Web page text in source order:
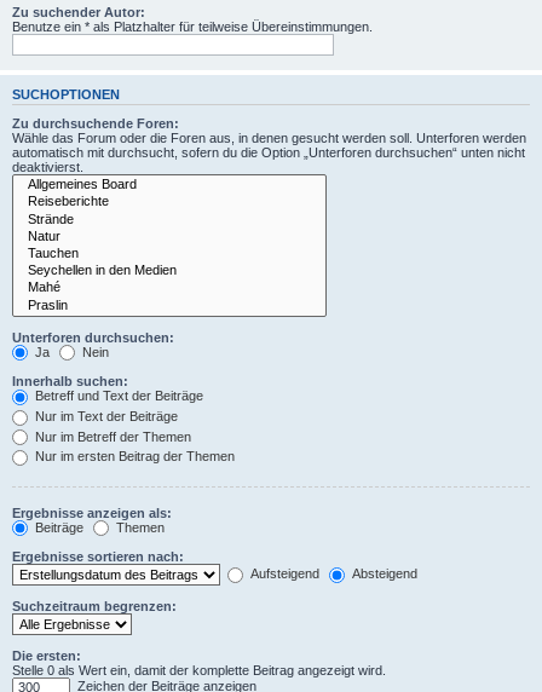
Zu suchender Autor:
Benutze ein * als Platzhalter für teilweise Übereinstimmungen.
SUCHOPTIONEN
Zu durchsuchende Foren:
Wähle das Forum oder die Foren aus, in denen gesucht werden soll. Unterforen werden
automatisch mit durchsucht, sofern du die Option „Unterforen durchsuchen“ unten nicht
deaktivierst.
Unterforen durchsuchen:
Ja
Nein
Innerhalb suchen:
Betreff und Text der Beiträge
Nur im Text der Beiträge
Nur im Betreff der Themen
Nur im ersten Beitrag der Themen
Ergebnisse anzeigen als:
Beiträge
Themen
Ergebnisse sortieren nach:
Aufsteigend
Absteigend
Suchzeitraum begrenzen:
Die ersten:
Stelle 0 als Wert ein, damit der komplette Beitrag angezeigt wird.
Zeichen der Beiträge anzeigen